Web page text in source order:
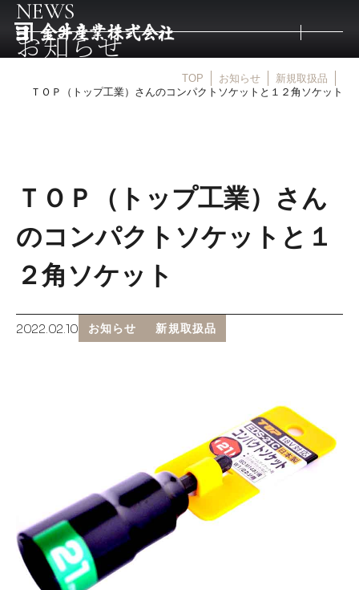
トップ
取扱メーカー
金井産業の強み
NEWS
お知らせ
TOP お知らせ
新規取扱品
ＴＯＰ（トップ工業）さんのコンパクトソケットと１２角ソケット
ＴＯＰ（トップ工業）さん
のコンパクトソケットと１
２角ソケット
2022.02.10 お知らせ 新規取扱品